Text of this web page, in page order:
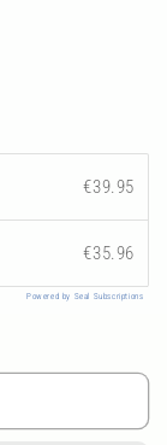
€39.95
€35.96
Powered by Seal Subscriptions